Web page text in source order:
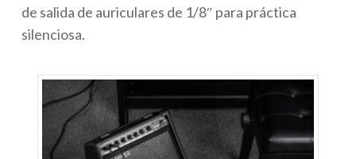
de salida de auriculares de 1/8″ para práctica
silenciosa.